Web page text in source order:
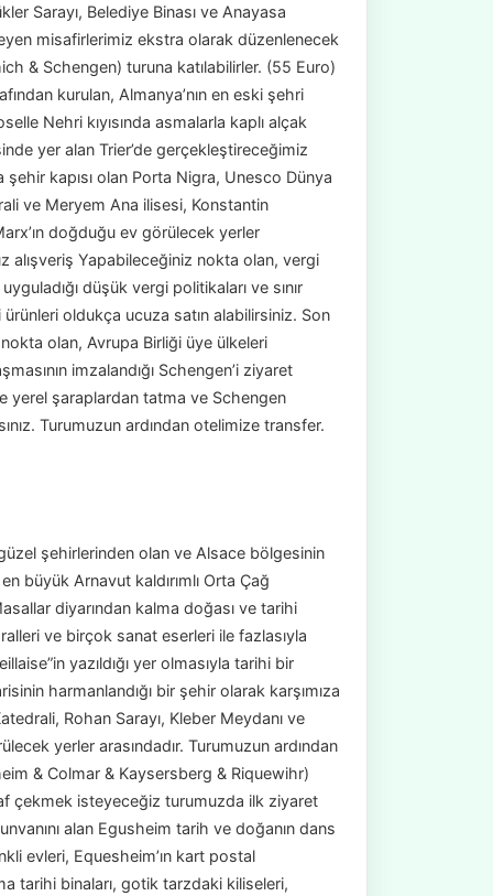
Sarayı, Belediye Binası ve Anayasa
misafirlerimiz ekstra olarak düzenlenecek
& Schengen) turuna katılabilirler. (55 Euro)
kurulan, Almanya’nın en eski şehri
Nehri kıyısında asmalarla kaplı alçak
yer alan Trier’de gerçekleştireceğimiz
kapısı olan Porta Nigra, Unesco Dünya
ve Meryem Ana ilisesi, Konstantin
doğduğu ev görülecek yerler
alışveriş Yapabileceğiniz nokta olan, vergi
düşük vergi politikaları ve sınır
oldukça ucuza satın alabilirsiniz. Son
olan, Avrupa Birliği üye ülkeleri
imzalandığı Schengen’i ziyaret
yerel şaraplardan tatma ve Schengen
Turumuzun ardından otelimize transfer.
güzel şehirlerinden olan ve Alsace bölgesinin
büyük Arnavut kaldırımlı Orta Çağ
diyarından kalma doğası ve tarihi
ve birçok sanat eserleri ile fazlasıyla
yazıldığı yer olmasıyla tarihi bir
harmanlandığı bir şehir olarak karşımıza
Rohan Sarayı, Kleber Meydanı ve
yerler arasındadır. Turumuzun ardından
& Colmar & Kaysersberg & Riquewihr)
çekmek isteyeceğiz turumuzda ilk ziyaret
alan Egusheim tarih ve doğanın dans
evleri, Equesheim’ın kart postal
tarihi binaları, gotik tarzdaki kiliseleri,